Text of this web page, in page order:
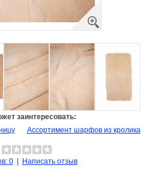
заинтересовать:
Ассортимент шарфов из кролика
0| Написать отзыв